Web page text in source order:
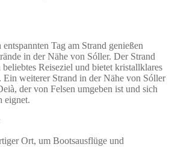
Tag am Strand genießen
in der Nähe von Sóller. Der Strand
Reiseziel und bietet kristallklares
Ein weiterer Strand in der Nähe von Sóller
der von Felsen umgeben ist und sich
eignet.
Ort, um Bootsausflüge und